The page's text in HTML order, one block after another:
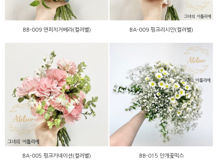
BB-009 연피치거베라(컬러별) BA-009 핑크리시안(컬러별)
BA-005 핑크카네이션(컬러
별)
BA-005 핑크카네이션(컬러별)
BB-015 안개꽃믹스
BB-015 안개꽃믹스